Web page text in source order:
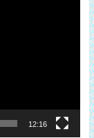
12:16